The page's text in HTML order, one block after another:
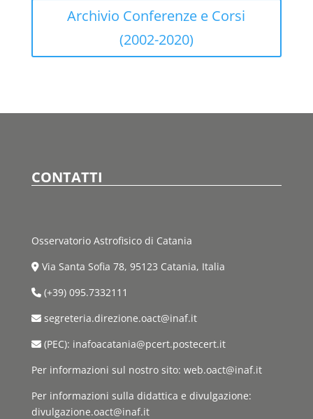
Archivio Conferenze e Corsi
(2002-2020)
CONTATTI
Osservatorio Astrofisico di Catania
Via Santa Sofia 78, 95123 Catania, Italia
(+39) 095.7332111
segreteria.direzione.oact@inaf.it
(PEC): inafoacatania@pcert.postecert.it
Per informazioni sul nostro sito: web.oact@inaf.it
Per informazioni sulla didattica e divulgazione:
divulgazione.oact@inaf.it